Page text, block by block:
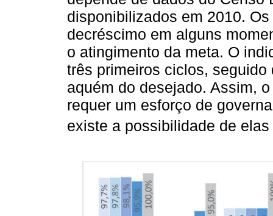
disponibilizados em 2010.
decréscimo em alguns
o atingimento da meta. O
três primeiros ciclos,
aquém do desejado. Assim,
requer um esforço de
existe a possibilidade de